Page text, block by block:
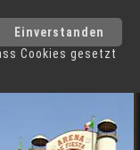
Einverstanden
Cookies gesetzt
Städte